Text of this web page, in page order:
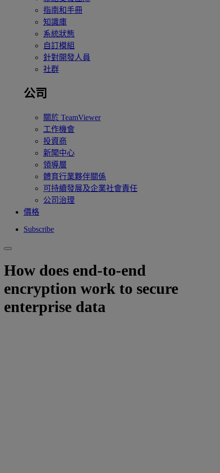
指南和手冊
知識庫
系統狀態
自訂模組
針對開發人員
社群
公司
關於 TeamViewer
工作機會
投資商
新聞中心
領導層
體育行業夥伴關係
可持續發展及企業社會責任
公司治理
價格
Subscribe
How does end-to-end
encryption work to secure
enterprise data